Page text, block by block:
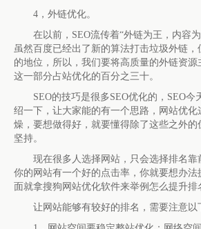
4，外链优化。
在以前，SEO流传着“外链为王，内容为
虽然百度已经出了新的算法打击垃圾外链
的地位，所以，我们要将高质量的外链资源
这一部分占站优化的百分之三十。
SEO的技巧是很多SEO优化的，SEO今
绍一下，让大家能的有一个思路，网站优
燥，要想做得好，就要懂得除了这些之外的
坚持。
现在很多人选择网站，只会选择排名靠
你的网站有一个好的点击率，你就要想办
面就拿搜狗网站优化软件来举例怎么提升排
让网站能够有较好的排名，需要注意以